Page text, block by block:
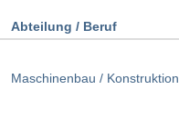
Abteilung / Beruf
Maschinenbau / Konstruktion